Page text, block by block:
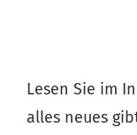
Lesen Sie im
alles neues